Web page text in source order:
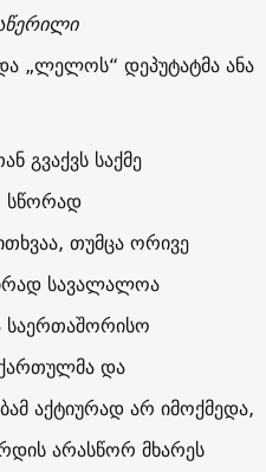
„ლელოს“ დეპუტატმა ანა
გვაქვს საქმე
თუმცა ორივე
სავალალოა
საერთაშორისო
და
აქტიურად არ იმოქმედა,
არასწორ მხარეს